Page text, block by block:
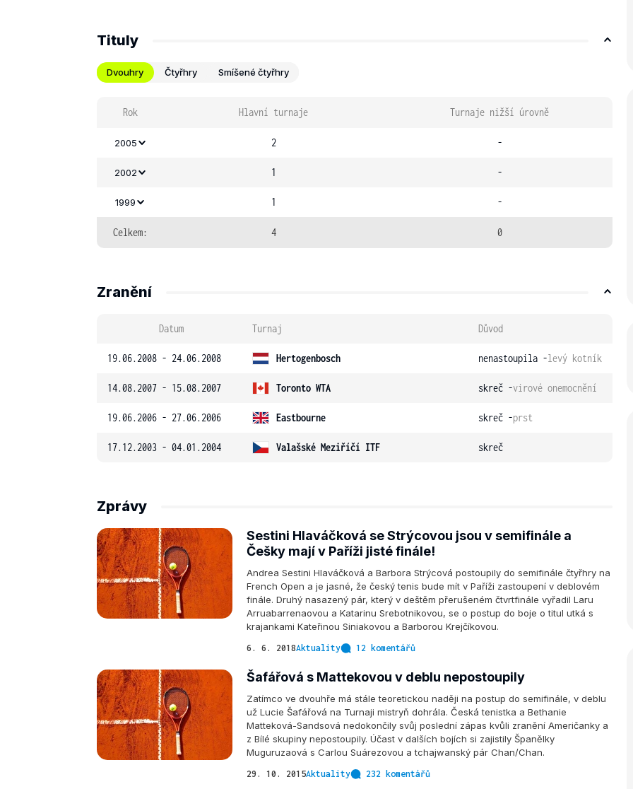
Tituly
Dvouhry Čtyřhry Smíšené čtyřhry
Rok Hlavní turnaje Turnaje nižší úrovně
2005 2 -
2002 1 -
1999 1 -
Celkem: 4 0
Zranění
Datum Turnaj Důvod
19.06.2008 - 24.06.2008 Hertogenbosch nenastoupila -levý kotník
14.08.2007 - 15.08.2007 Toronto WTA skreč -virové onemocnění
19.06.2006 - 27.06.2006 Eastbourne skreč -prst
17.12.2003 - 04.01.2004 Valašské Meziříčí ITF skreč
Zprávy
Sestini Hlaváčková se Strýcovou jsou v semifinále a
Češky mají v Paříži jisté finále!
Andrea Sestini Hlaváčková a Barbora Strýcová postoupily do semifinále čtyřhry na
French Open a je jasné, že český tenis bude mít v Paříži zastoupení v deblovém
finále. Druhý nasazený pár, který v deštěm přerušeném čtvrtfinále vyřadil Laru
Arruabarrenaovou a Katarinu Srebotnikovou, se o postup do boje o titul utká s
krajankami Kateřinou Siniakovou a Barborou Krejčíkovou.
6. 6. 2018Aktuality 12 komentářů
Šafářová s Mattekovou v deblu nepostoupily
Zatímco ve dvouhře má stále teoretickou naději na postup do semifinále, v deblu
už Lucie Šafářová na Turnaji mistryň dohrála. Česká tenistka a Bethanie
Matteková-Sandsová nedokončily svůj poslední zápas kvůli zranění Američanky a
z Bílé skupiny nepostoupily. Účast v dalších bojích si zajistily Španělky
Muguruzaová s Carlou Suárezovou a tchajwanský pár Chan/Chan.
29. 10. 2015Aktuality 232 komentářů